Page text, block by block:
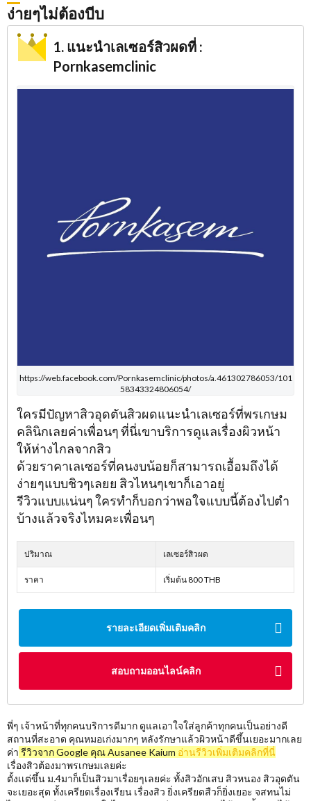
ง่ายๆไม่ต้องบีบ
1. แนะนำเลเซอร์สิวผดที่ :
Pornkasemclinic
https://web.facebook.com/Pornkasemclinic/photos/a.461302786053/101
58343324806054/
ใครมีปัญหาสิวอุดตันสิวผดแนะนำเลเซอร์ที่พรเกษม
คลินิกเลยค่าเพื่อนๆ ที่นี่เขาบริการดูแลเรื่องผิวหน้า
ให้ห่างไกลจากสิว
ด้วยราคาเลเซอร์ที่คนงบน้อยก็สามารถเอื้อมถึงได้
ง่ายๆแบบชิวๆเลยย สิวไหนๆเขาก็เอาอยู่
รีวิวแบบเเน่นๆ ใครทำก็บอกว่าพอใจแบบนี้ต้องไปตำ
บ้างแล้วจริงไหมคะเพื่อนๆ
ปริมาณ เลเซอร์สิวผด
ราคา เริ่มต้น 800 THB
รายละเอียดเพิ่มเติมคลิก
สอบถามออนไลน์คลิก
พี่ๆ เจ้าหน้าที่ทุกคนบริการดีมาก ดูแลเอาใจใส่ลูกค้าทุกคนเป็นอย่างดี
สถานที่สะอาด คุณหมอเก่งมากๆ หลังรักษาแล้วผิวหน้าดีขึ้นเยอะมากเลย
ค่า รีวิวจาก Google คุณ Ausanee Kaium อ่านรีวิวเพิ่มเติมคลิกที่นี่
เรื่องสิวต้องมาพรเกษมเลยค่ะ
ตั้งเเต่ขึ้น ม.4มาก็เป็นสิวมาเรื่อยๆเลยค่ะ ทั้งสิวอักเสบ สิวหนอง สิวอุดตัน
จะเยอะสุด ทั้งเครียดเรื่องเรียน เรื่องสิว ยิ่งเครียดสืวก็ยิ่งเยอะ จสทนไม่